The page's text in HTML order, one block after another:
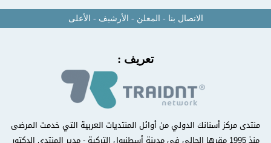
الاتصال بنا-المعلن-الأرشيف -الأعلى
تعريف :
منتدى مركز أسنانك الدولي من أوائل المنتديات العربية التي خدمت المرضى